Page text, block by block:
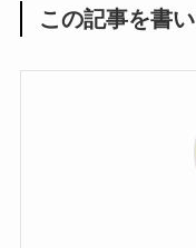
この記事を書